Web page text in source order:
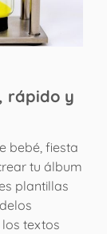
rápido y
bebé, fiesta
tu álbum
plantillas
textos